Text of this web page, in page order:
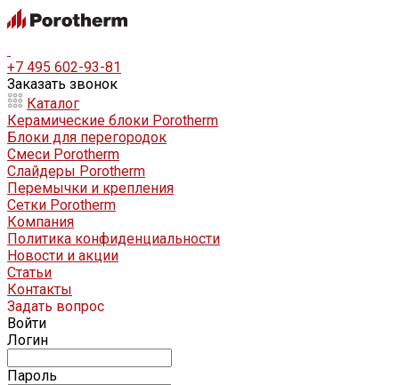
+7 495 602-93-81
Заказать звонок
Каталог
Керамические блоки Porotherm
Блоки для перегородок
Смеси Porotherm
Слайдеры Porotherm
Перемычки и крепления
Сетки Porotherm
Компания
Политика конфиденциальности
Новости и акции
Статьи
Контакты
Задать вопрос
Войти
Логин
Пароль